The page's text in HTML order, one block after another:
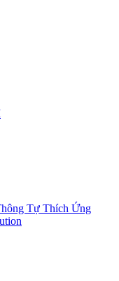
Tự Thích Ứng